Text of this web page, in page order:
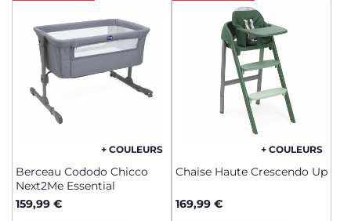
+ COULEURS
Berceau Cododo Chicco
Next2Me Essential
159,99 €
+ COULEURS
Chaise Haute Crescendo Up
169,99 €